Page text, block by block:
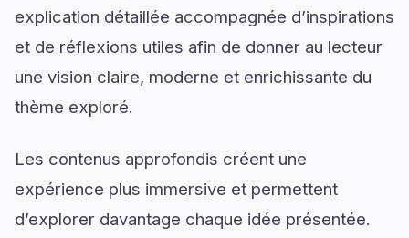
explication détaillée accompagnée d’inspirations
et de réflexions utiles afin de donner au lecteur
une vision claire, moderne et enrichissante du
thème exploré.
Les contenus approfondis créent une
expérience plus immersive et permettent
d’explorer davantage chaque idée présentée.